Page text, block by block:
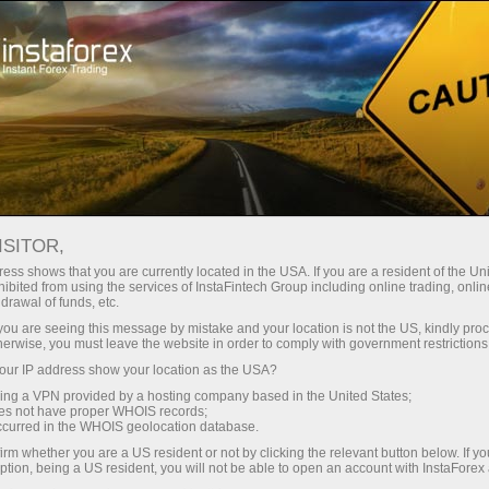
СТАНОВЯТСЯ ЯРЧЕ:
ЗАБЕРИТЕ СВОЙ ПРИЗ В $4
000!
shows that you are currently located in the USA. If you are a resident of the
from using the services of InstaFintech Group including online trading,
of funds, etc.
are seeing this message by mistake and your location is not the US, kindly
you must leave the website in order to comply with government
IP address show your location as the USA?
a VPN provided by a hosting company based in the United States;
not have proper WHOIS records;
in the WHOIS geolocation database.
whether you are a US resident or not by clicking the relevant button below. If
being a US resident, you will not be able to open an account with InstaForex